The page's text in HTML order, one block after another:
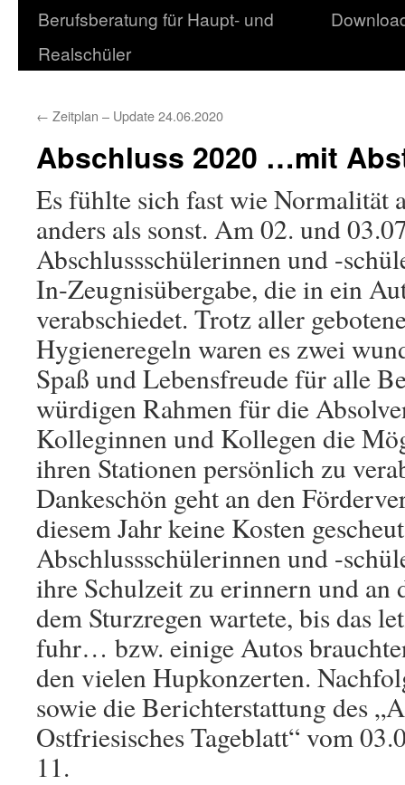
Berufsberatung für Haupt- und
Realschüler
← Zeitplan – Update 24.06.2020
Abschluss 2020 …mit
Es fühlte sich fast wie Normalität
anders als sonst. Am 02. und
Abschlussschülerinnen und -
In-Zeugnisübergabe, die in ein
verabschiedet. Trotz aller
Hygieneregeln waren es zwei
Spaß und Lebensfreude für alle
würdigen Rahmen für die
Kolleginnen und Kollegen die
ihren Stationen persönlich zu
Dankeschön geht an den
diesem Jahr keine Kosten
Abschlussschülerinnen und -
ihre Schulzeit zu erinnern und an
dem Sturzregen wartete, bis das
fuhr… bzw. einige Autos
den vielen Hupkonzerten.
sowie die Berichterstattung des
Ostfriesisches Tageblatt“ vom
11.